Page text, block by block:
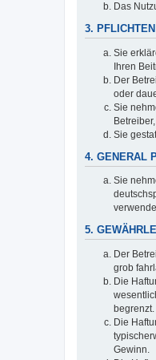
Das
3.
Sie
Ihren
Der
oder
Sie
Sie
4. GENERAL
Sie
5.
Der
grob
Die
Die
Gewinn.